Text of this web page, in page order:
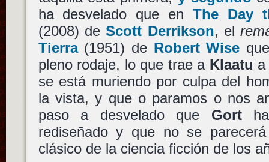
ha desvelado que enThe Day
(2008) deScott Derrikson, el
Tierra(1951) de Robert Wise
pleno rodaje, lo que trae a Klaatu a
se está muriendo por culpa del
la vista, y que o paramos o nos
paso a desvelado que Gortha
rediseñado y que no se
clásico de la ciencia ficción de los